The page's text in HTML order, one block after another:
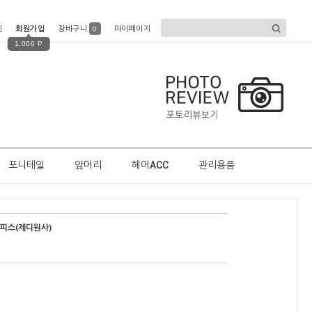
회원가입
1,000 P
장바구니 0 마이페이지
포니테일 앞머리 헤어ACC 관리용품
스(제디원사)